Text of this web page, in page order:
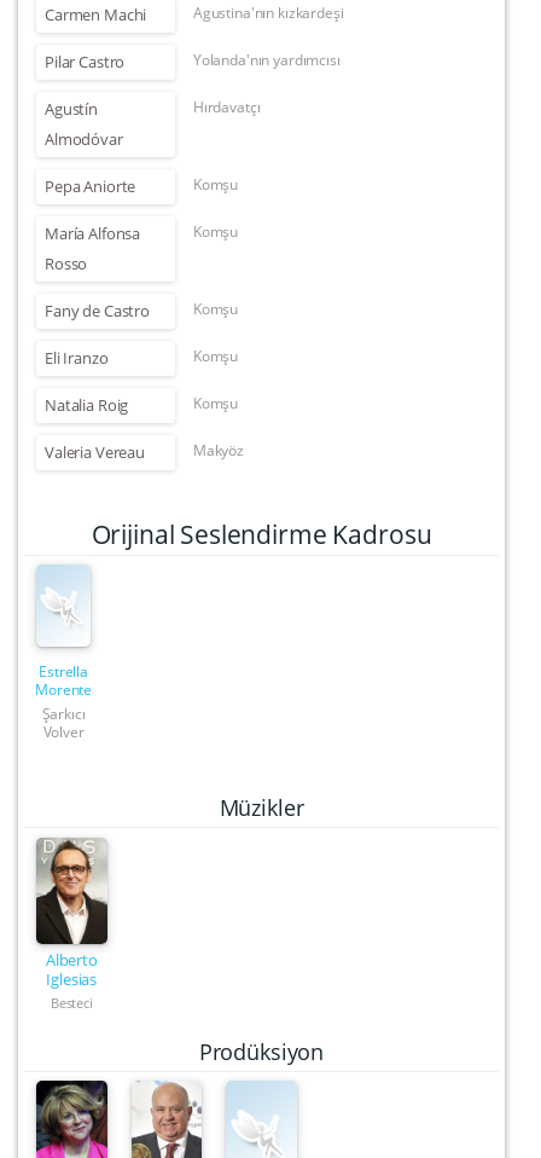
Carmen Machi Agustina'nın kızkardeşi
Pilar Castro Yolanda'nın yardımcısı
Agustín
Almodóvar
Hırdavatçı
Pepa Aniorte Komşu
María Alfonsa
Rosso
Komşu
Fany de Castro Komşu
Eli Iranzo Komşu
Natalia Roig Komşu
Valeria Vereau Makyöz
Orijinal Seslendirme Kadrosu
Estrella
Morente
Şarkıcı
Volver
Müzikler
Alberto
Iglesias
Besteci
Prodüksiyon